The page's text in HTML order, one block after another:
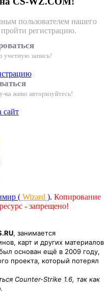
пользователем нашего
регистрацию.
учетную запись!
ка живо авторизуйтесь!
сайт
( Wizard ). Копирование
- запрещено!
, занимается
карт и других материалов
основан ещё в 2009 году,
проекта, который потерял
Counter-Strike 1.6, так как